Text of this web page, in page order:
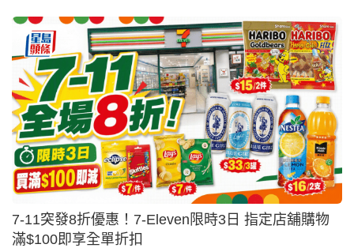
7-11突發8折優惠！7-Eleven限時3日 指定店舖購物
滿$100即享全單折扣